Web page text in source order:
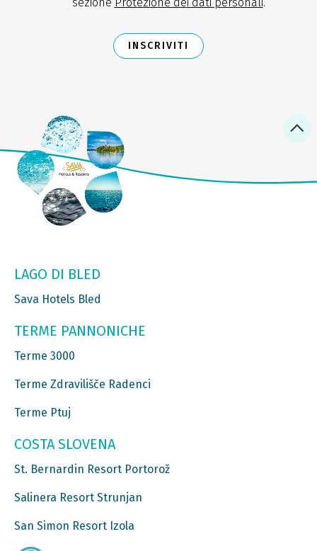
INSCRIVITI
LAGO DI BLED
Sava Hotels Bled
TERME PANNONICHE
Terme 3000
Terme Zdravilišče Radenci
Terme Ptuj
COSTA SLOVENA
St. Bernardin Resort Portorož
Salinera Resort Strunjan
San Simon Resort Izola